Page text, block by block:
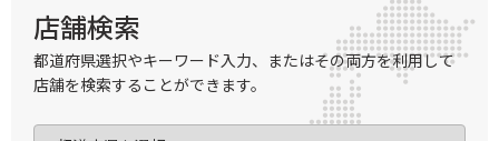
店舗検索
都道府県選択やキーワード入力、またはその両方を利用して
店舗を検索することができます。